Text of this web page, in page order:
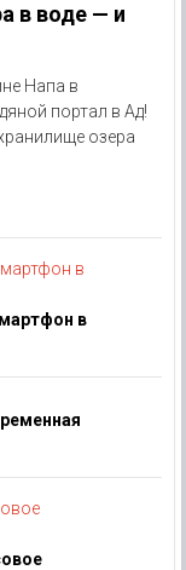
в воде — и
Напа в
портал в Ад!
озера
в